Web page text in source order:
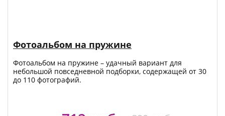
Фотоальбом на пружине
Фотоальбом на пружине – удачный вариант для
небольшой повседневной подборки, содержащей от 30
до 110 фотографий.